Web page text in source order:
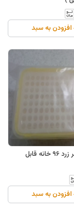
افزودن به سبد
رک سرسمپلر زرد 96 خانه قابل
افزودن به سبد